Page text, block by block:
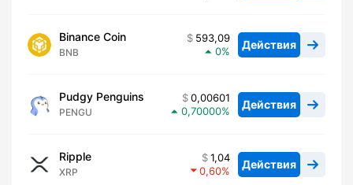
Binance Coin
BNB
593,09
0
Действия
Pudgy Penguins
PENGU
0,00601
0,70000
Действия
Ripple
XRP
1,04
0,60
Действия